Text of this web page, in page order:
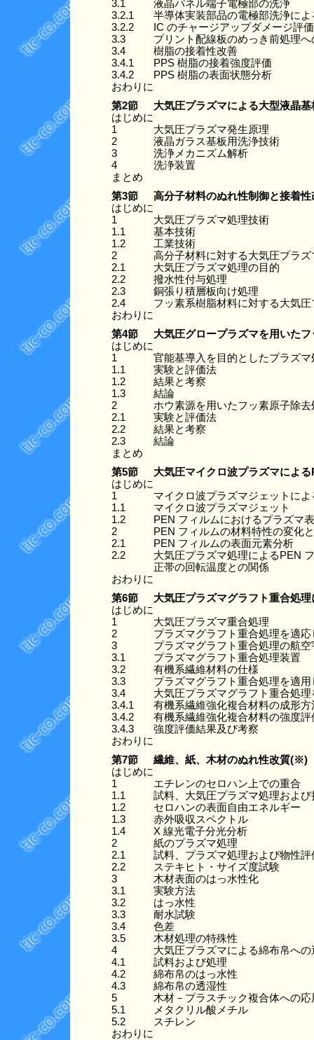
3.1
液晶パネル端子電極部の洗浄
3.2.1
半導体実装部品の電極部洗浄に
3.2.2
IC のチャージアップダメージ評価
3.3
プリント配線板のめっき前処理へ
3.4
樹脂の接着性改善
3.4.1
PPS 樹脂の接着強度評価
3.4.2
PPS 樹脂の表面状態分析
おわりに
第2節
大気圧プラズマによる大型液晶
はじめに
1
大気圧プラズマ発生原理
2
液晶ガラス基板用洗浄技術
3
洗浄メカニズム解析
4
洗浄装置
まとめ
第3節
高分子材料のぬれ性制御と接着
はじめに
1
大気圧プラズマ処理技術
1.1
基本技術
1.2
工業技術
2
高分子材料に対する大気圧プラズ
2.1
大気圧プラズマ処理の目的
2.2
撥水性付与処理
2.3
銅張り積層板向け処理
2.4
フッ素系樹脂材料に対する大気
おわりに
第4節
大気圧グロープラズマを用いた
はじめに
1
官能基導入を目的としたプラズマ
1.1
実験と評価法
1.2
結果と考察
1.3
結論
2
ホウ素源を用いたフッ素原子除去
2.1
実験と評価法
2.2
結果と考察
2.3
結論
まとめ
第5節
大気圧マイクロ波プラズマによ
はじめに
1
マイクロ波プラズマジェットに
1.1
マイクロ波プラズマジェット
1.2
PEN フィルムにおけるプラズマ
2
PEN フィルムの材料特性の変化
2.1
PEN フィルムの表面元素分析
2.2
大気圧プラズマ処理によるPEN
正帯の回転温度との関係
おわりに
第6節
大気圧プラズマグラフト重合処
はじめに
1
大気圧プラズマ重合処理
2
プラズマグラフト重合処理を適
3
プラズマグラフト重合処理の航
3.1
プラズマグラフト重合処理装置
3.2
有機系繊維材料の仕様
3.3
プラズマグラフト重合処理を適
3.4
大気圧プラズマグラフト重合処
3.4.1
有機系繊維強化複合材料の成形方
3.4.2
有機系繊維強化複合材料の強度評
3.4.3
強度評価結果及び考察
おわりに
第7節
繊維、紙、木材のぬれ性改質(※)
はじめに
1
エチレンのセロハン上での重合
1.1
試料、大気圧プラズマ処理および
1.2
セロハンの表面自由エネルギー
1.3
赤外吸収スペクトル
1.4
X 線光電子分光分析
2
紙のプラズマ処理
2.1
試料、プラズマ処理および物性評
2.2
ステキヒト・サイズ度試験
3
木材表面のはっ水性化
3.1
実験方法
3.2
はっ水性
3.3
耐水試験
3.4
色差
3.5
木材処理の特殊性
4
大気圧プラズマによる綿布帛へ
4.1
試料および処理
4.2
綿布帛のはっ水性
4.3
綿布帛の透湿性
5
木材－プラスチック複合体への応
5.1
メタクリル酸メチル
5.2
スチレン
おわりに